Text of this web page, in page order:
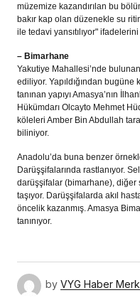
müzemize kazandırılan bu
bakır kap olan düzenekle su
ile tedavi yansıtılıyor"
– Bimarhane
Yakutiye Mahallesi’nde
ediliyor. Yapıldığından
tanınan yapıyı Amasya’nın
Hükümdarı Olcayto Mehmet
köleleri Amber Bin Abdullah
biliniyor.
Anadolu’da buna benzer
Darüşşifalarında rastlanıyor.
darüşşifalar (bimarhane), diğer
taşıyor. Darüşşifalarda akıl
öncelik kazanmış. Amasya
tanınıyor.
by VYG Haber